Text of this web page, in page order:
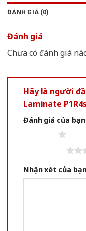
ĐÁNH GIÁ (0)
Đánh giá
Chưa có đánh giá
Hãy là người
Laminate
Đánh giá của bạn
Nhận xét của bạn